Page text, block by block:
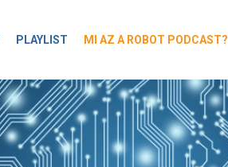
PLAYLIST MI AZ A ROBOT PODCAST?